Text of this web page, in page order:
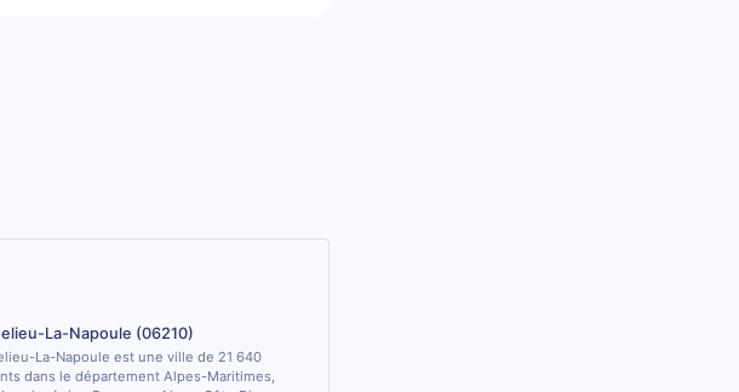
La-Napoule (06210)
La-Napoule est une ville de 21 640
dans le département Alpes-Maritimes,